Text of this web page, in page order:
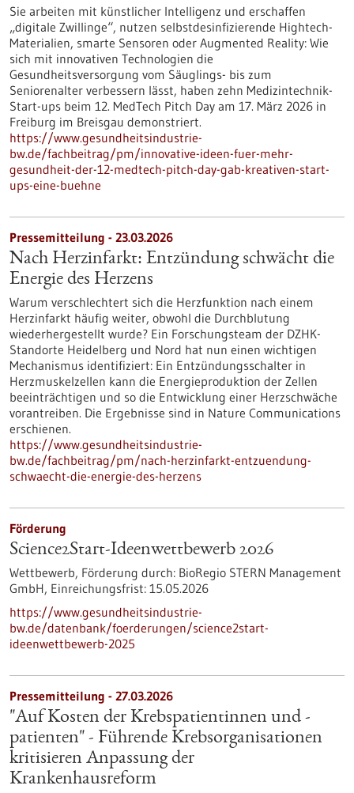
Sie arbeiten mit künstlicher Intelligenz und erschaffen
„digitale Zwillinge“, nutzen selbstdesinfizierende Hightech-
Materialien, smarte Sensoren oder Augmented Reality: Wie
sich mit innovativen Technologien die
Gesundheitsversorgung vom Säuglings- bis zum
Seniorenalter verbessern lässt, haben zehn Medizintechnik-
Start-ups beim 12. MedTech Pitch Day am 17. März 2026 in
Freiburg im Breisgau demonstriert.
https://www.gesundheitsindustrie-
bw.de/fachbeitrag/pm/innovative-ideen-fuer-mehr-
gesundheit-der-12-medtech-pitch-day-gab-kreativen-start-
ups-eine-buehne
Pressemitteilung - 23.03.2026
Nach Herzinfarkt: Entzündung schwächt die
Energie des Herzens
Warum verschlechtert sich die Herzfunktion nach einem
Herzinfarkt häufig weiter, obwohl die Durchblutung
wiederhergestellt wurde? Ein Forschungsteam der DZHK-
Standorte Heidelberg und Nord hat nun einen wichtigen
Mechanismus identifiziert: Ein Entzündungsschalter in
Herzmuskelzellen kann die Energieproduktion der Zellen
beeinträchtigen und so die Entwicklung einer Herzschwäche
vorantreiben. Die Ergebnisse sind in Nature Communications
erschienen.
https://www.gesundheitsindustrie-
bw.de/fachbeitrag/pm/nach-herzinfarkt-entzuendung-
schwaecht-die-energie-des-herzens
Förderung
Science2Start-Ideenwettbewerb 2026
Wettbewerb, Förderung durch: BioRegio STERN Management
GmbH, Einreichungsfrist: 15.05.2026
https://www.gesundheitsindustrie-
bw.de/datenbank/foerderungen/science2start-
ideenwettbewerb-2025
Pressemitteilung - 27.03.2026
"Auf Kosten der Krebspatientinnen und -
patienten" - Führende Krebsorganisationen
kritisieren Anpassung der
Krankenhausreform